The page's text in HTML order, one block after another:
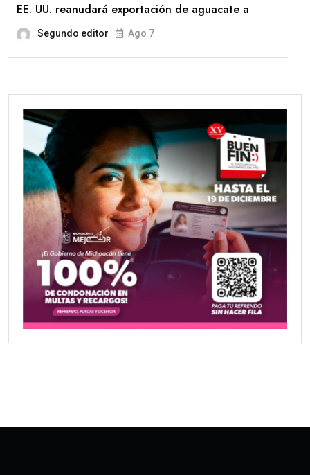
EE. UU. reanudará exportación de aguacate a
Segundo editor Ago 7